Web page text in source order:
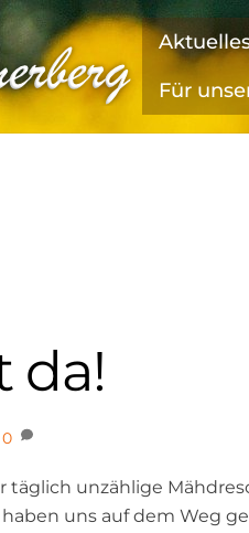
Für
da!
0
täglich unzählige
uns auf dem Weg